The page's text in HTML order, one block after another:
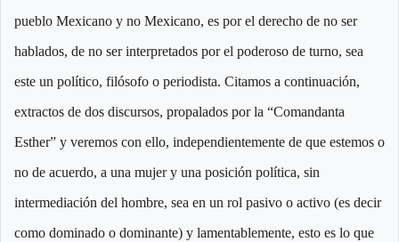
pueblo Mexicano y no Mexicano, es por el derecho de no ser
hablados, de no ser interpretados por el poderoso de turno, sea
este un político, filósofo o periodista. Citamos a continuación,
extractos de dos discursos, propalados por la “Comandanta
Esther” y veremos con ello, independientemente de que estemos o
no de acuerdo, a una mujer y una posición política, sin
intermediación del hombre, sea en un rol pasivo o activo (es decir
como dominado o dominante) y lamentablemente, esto es lo que